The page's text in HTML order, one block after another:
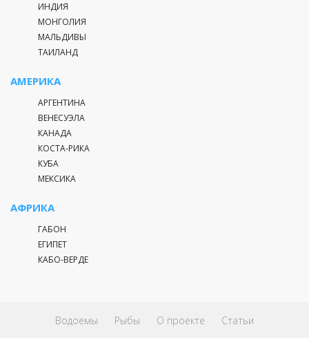
ИНДИЯ
МОНГОЛИЯ
МАЛЬДИВЫ
ТАИЛАНД
АМЕРИКА
АРГЕНТИНА
ВЕНЕСУЭЛА
КАНАДА
КОСТА-РИКА
КУБА
МЕКСИКА
АФРИКА
ГАБОН
ЕГИПЕТ
КАБО-ВЕРДЕ
Водоемы Рыбы О проекте Статьи